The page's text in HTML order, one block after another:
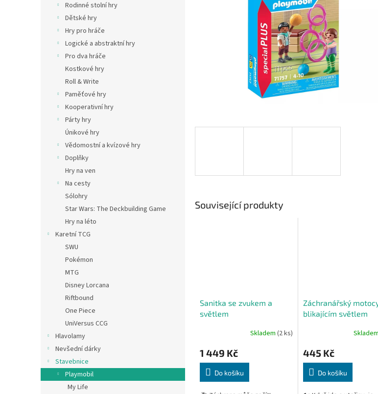
Rodinné stolní hry
Dětské hry
Hry pro hráče
Logické a abstraktní hry
Pro dva hráče
Kostkové hry
Roll & Write
Paměťové hry
Kooperativní hry
Párty hry
Únikové hry
Vědomostní a kvízové hry
Doplňky
Hry na ven
Na cesty
Sólohry
Star Wars: The Deckbuilding Game
Hry na léto
Karetní TCG
SWU
Pokémon
MTG
Disney Lorcana
Riftbound
One Piece
UniVersus CCG
Hlavolamy
Nevšední dárky
Stavebnice
Playmobil
My Life
Související produkty
Sanitka se zvukem a
světlem
Skladem (2 ks)
1 449 Kč
Do košíku
Záchranářský
blikajícím světlem
Skladem
445 Kč
Do košíku